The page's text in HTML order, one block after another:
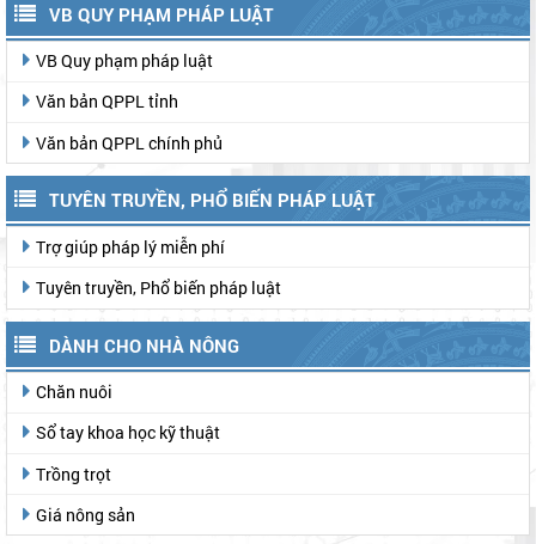
VB QUY PHẠM PHÁP LUẬT
VB Quy phạm pháp luật
Văn bản QPPL tỉnh
Văn bản QPPL chính phủ
TUYÊN TRUYỀN, PHỔ BIẾN PHÁP LUẬT
Trợ giúp pháp lý miễn phí
Tuyên truyền, Phổ biến pháp luật
DÀNH CHO NHÀ NÔNG
Chăn nuôi
Sổ tay khoa học kỹ thuật
Trồng trọt
Giá nông sản